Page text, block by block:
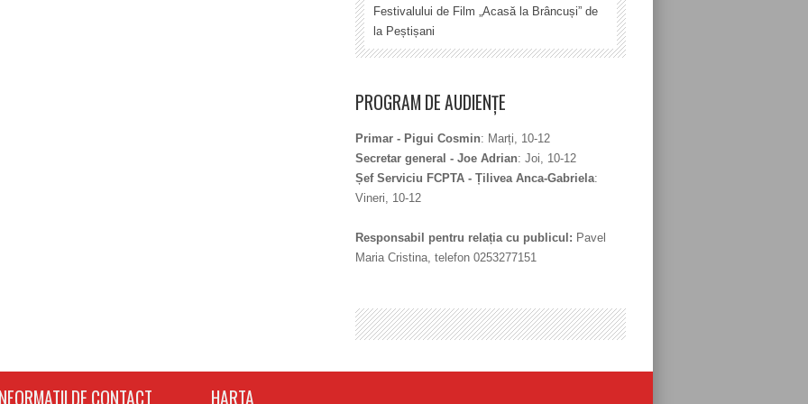
Festivalului de Film „Acasă la Brâncuși” de
la Peștișani
PROGRAM DE AUDIENȚE
Primar - Pigui Cosmin: Marți, 10-12
Secretar general - Joe Adrian: Joi, 10-12
Șef Serviciu FCPTA - Țilivea Anca-Gabriela:
Vineri, 10-12
Responsabil pentru relația cu publicul: Pavel
Maria Cristina, telefon 0253277151
DE CONTACT HARTA